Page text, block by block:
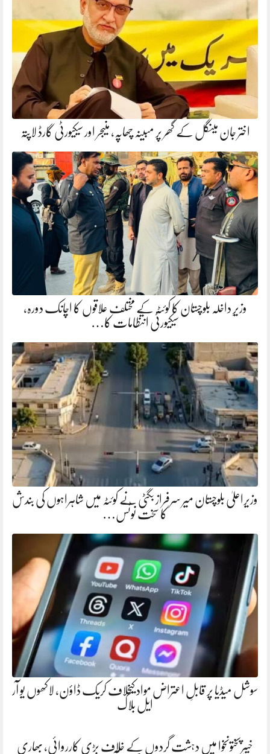
اختر جان مینگل کے گھر پر مبینہ چھاپہ، منیجر اور سیکیورٹی گارڈ لاپتہ
وزیرِ داخلہ بلوچستان کا کوئٹہ کے مختلف علاقوں کا اچانک دورہ،
سیکیورٹی انتظامات کا…
وزیراعلیٰ بلوچستان میر سرفراز بگٹی نے کوئٹہ میں شاہراہوں کی بندش
کا سخت نوٹس…
سوشل میڈیا پر قابلِ اعتراض مواد کیخلاف کریک ڈاؤن، لاکھوں یو آر
ایل بلاک
خیبرپختونخوا میں دہشت گردوں کے خلاف بڑی کارروائی، بھاری